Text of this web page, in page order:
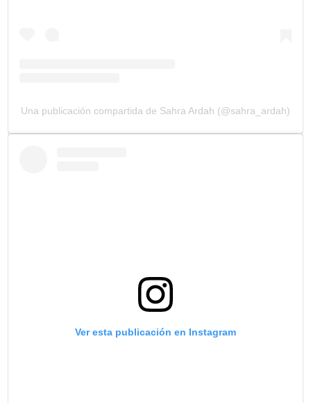
Una publicación compartida de Sahra Ardah (@sahra_ardah)
Ver esta publicación en Instagram